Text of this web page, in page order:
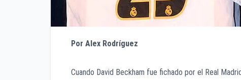
Por Alex Rodríguez
Cuando David Beckham fue fichado por el Real